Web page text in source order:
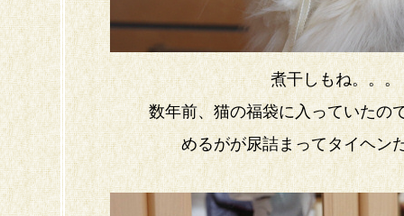
煮干しもね。。。
数年前、猫の福袋に入っていたの
めるがが尿詰まってタイヘン